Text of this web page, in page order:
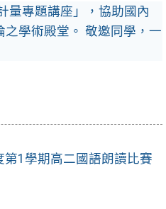
量專題講座」，協助國內
學術殿堂。 敬邀同學，一
第1學期高二國語朗讀比賽